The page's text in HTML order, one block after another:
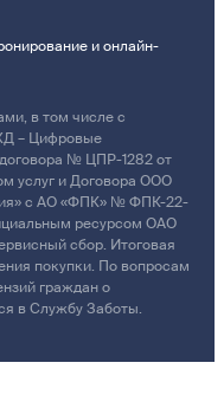
и онлайн-
в том числе с
– Цифровые
№ ЦПР-1282 от
услуг и Договора ООО
с АО «ФПК» № ФПК-22-
ресурсом ОАО
сбор. Итоговая
покупки. По вопросам
граждан о
в Службу Заботы.